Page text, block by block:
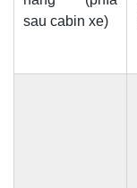
sau cabin xe)